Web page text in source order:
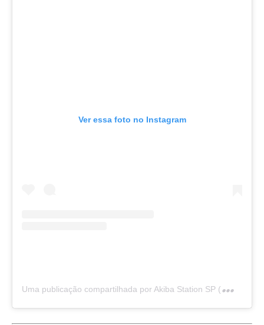
Ver essa foto no Instagram
U
ma publicação compartilhada por Akiba Station SP (@akibastationsp)